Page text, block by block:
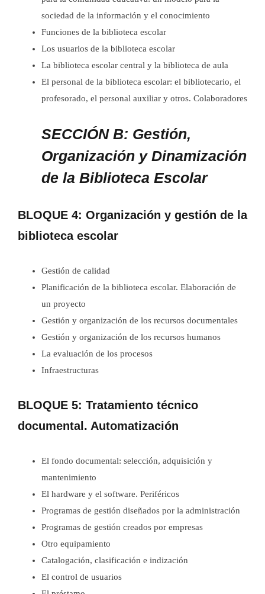
sociedad de la información y el conocimiento
Funciones de la biblioteca escolar
Los usuarios de la biblioteca escolar
La biblioteca escolar central y la biblioteca de aula
El personal de la biblioteca escolar: el bibliotecario, el
profesorado, el personal auxiliar y otros. Colaboradores
SECCIÓN B: Gestión,
Organización y Dinamización
de la Biblioteca Escolar
BLOQUE 4: Organización y gestión de la
biblioteca escolar
Gestión de calidad
Planificación de la biblioteca escolar. Elaboración de
un proyecto
Gestión y organización de los recursos documentales
Gestión y organización de los recursos humanos
La evaluación de los procesos
Infraestructuras
BLOQUE 5: Tratamiento técnico
documental. Automatización
El fondo documental: selección, adquisición y
mantenimiento
El hardware y el software. Periféricos
Programas de gestión diseñados por la administración
Programas de gestión creados por empresas
Otro equipamiento
Catalogación, clasificación e indización
El control de usuarios